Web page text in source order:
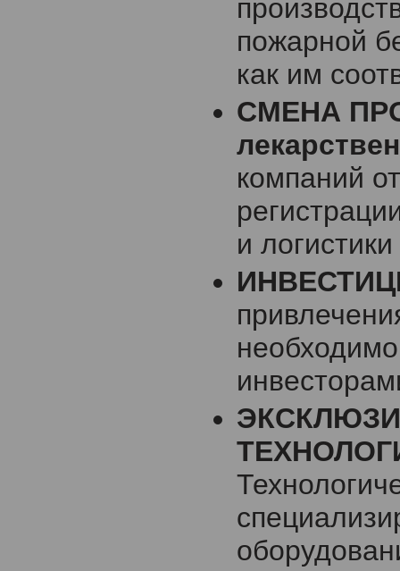
пожарной
как им
СМЕНА
компаний
и